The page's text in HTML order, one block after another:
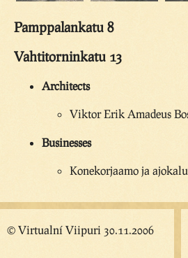
Pamppalankatu 8
Vahtitorninkatu 13
Architects
Viktor Erik Amadeus
Businesses
Konekorjaamo ja
© Virtualní Viipuri 30.11.2006